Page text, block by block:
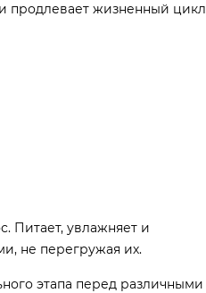
продлевает жизненный цикл
Питает, увлажняет и
не перегружая их.
этапа перед различными